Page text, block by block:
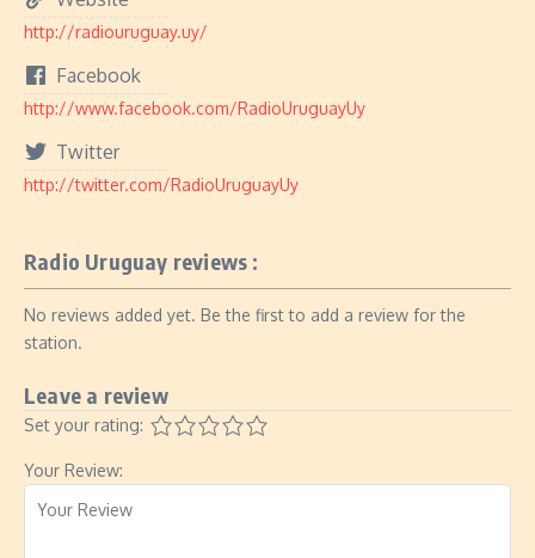
http://radiouruguay.uy/
Facebook
http://www.facebook.com/RadioUruguayUy
Twitter
http://twitter.com/RadioUruguayUy
Radio Uruguay reviews :
No reviews added yet. Be the first to add a review for the
station.
Leave a review
Set your rating:
Your Review: